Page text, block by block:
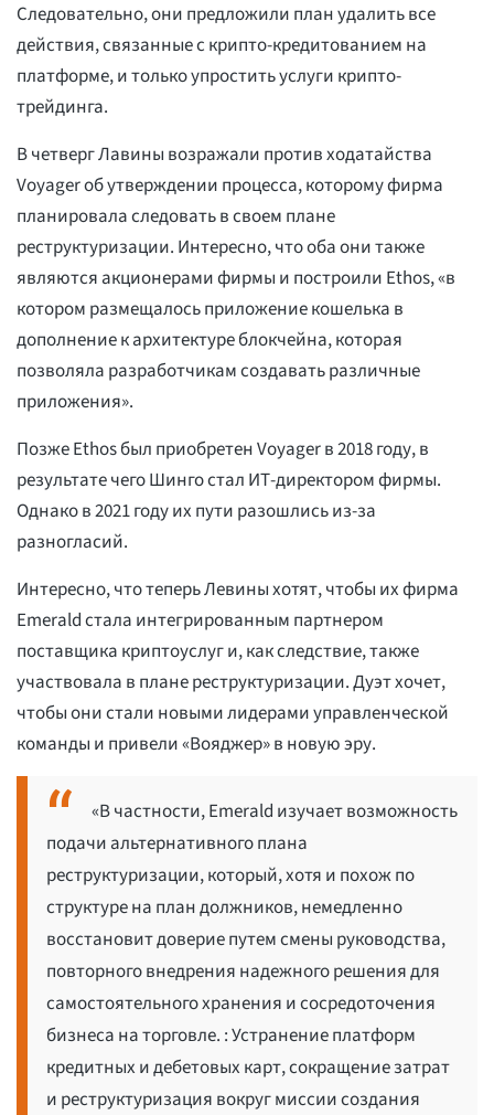
Следовательно, они предложили план удалить все
действия, связанные с крипто-кредитованием на
платформе, и только упростить услуги крипто-
трейдинга.
В четверг Лавины возражали против ходатайства
Voyager об утверждении процесса, которому фирма
планировала следовать в своем плане
реструктуризации. Интересно, что оба они также
являются акционерами фирмы и построили Ethos, «в
котором размещалось приложение кошелька в
дополнение к архитектуре блокчейна, которая
позволяла разработчикам создавать различные
приложения».
Позже Ethos был приобретен Voyager в 2018 году, в
результате чего Шинго стал ИТ-директором фирмы.
Однако в 2021 году их пути разошлись из-за
разногласий.
Интересно, что теперь Левины хотят, чтобы их фирма
Emerald стала интегрированным партнером
поставщика криптоуслуг и, как следствие, также
участвовала в плане реструктуризации. Дуэт хочет,
чтобы они стали новыми лидерами управленческой
команды и привели «Вояджер» в новую эру.
«В частности, Emerald изучает возможность
подачи альтернативного плана
реструктуризации, который, хотя и похож по
структуре на план должников, немедленно
восстановит доверие путем смены руководства,
повторного внедрения надежного решения для
самостоятельного хранения и сосредоточения
бизнеса на торговле. : Устранение платформ
кредитных и дебетовых карт, сокращение затрат
и реструктуризация вокруг миссии создания